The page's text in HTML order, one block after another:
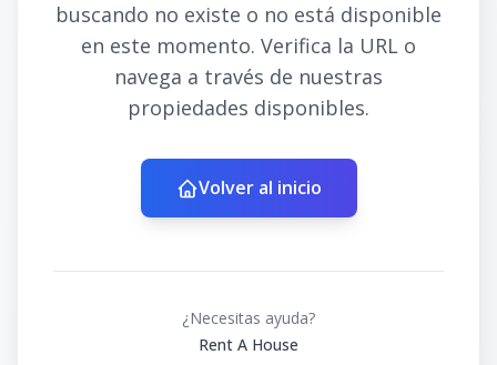
buscando no existe o no está disponible
en este momento. Verifica la URL o
navega a través de nuestras
propiedades disponibles.
Volver al inicio
¿Necesitas ayuda?
Rent A House